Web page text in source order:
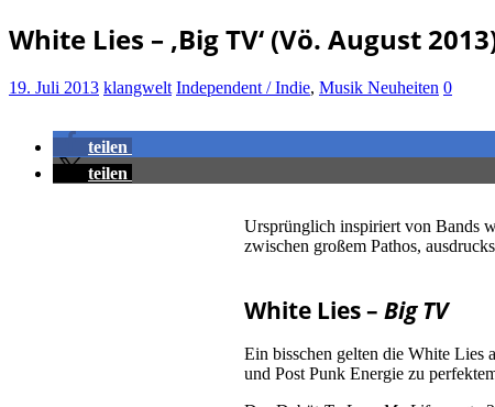
White Lies – ‚Big TV‘ (Vö. August
19. Juli 2013 klangwelt Independent / Indie, Musik Neuheiten 0
teilen
teilen
Ursprünglich inspiriert von Bands
zwischen großem Pathos,
White Lies – Big TV
Ein bisschen gelten die White Lies
und Post Punk Energie zu